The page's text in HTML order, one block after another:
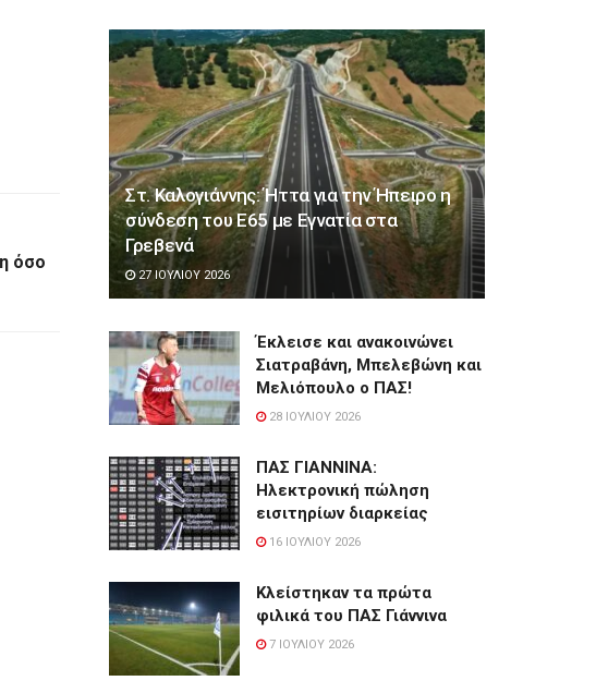
όσο
Στ. Καλογιάννης: Ήττα για την Ήπειρο η
σύνδεση του Ε65 με Εγνατία στα
Γρεβενά
27 ΙΟΥΛΊΟΥ 2026
Έκλεισε και ανακοινώνει
Σιατραβάνη, Μπελεβώνη και
Μελιόπουλο ο ΠΑΣ!
28 ΙΟΥΛΊΟΥ 2026
ΠΑΣ ΓΙΑΝΝΙΝΑ:
Hλεκτρονική πώληση
εισιτηρίων διαρκείας
16 ΙΟΥΛΊΟΥ 2026
Κλείστηκαν τα πρώτα
φιλικά του ΠΑΣ Γιάννινα
7 ΙΟΥΛΊΟΥ 2026